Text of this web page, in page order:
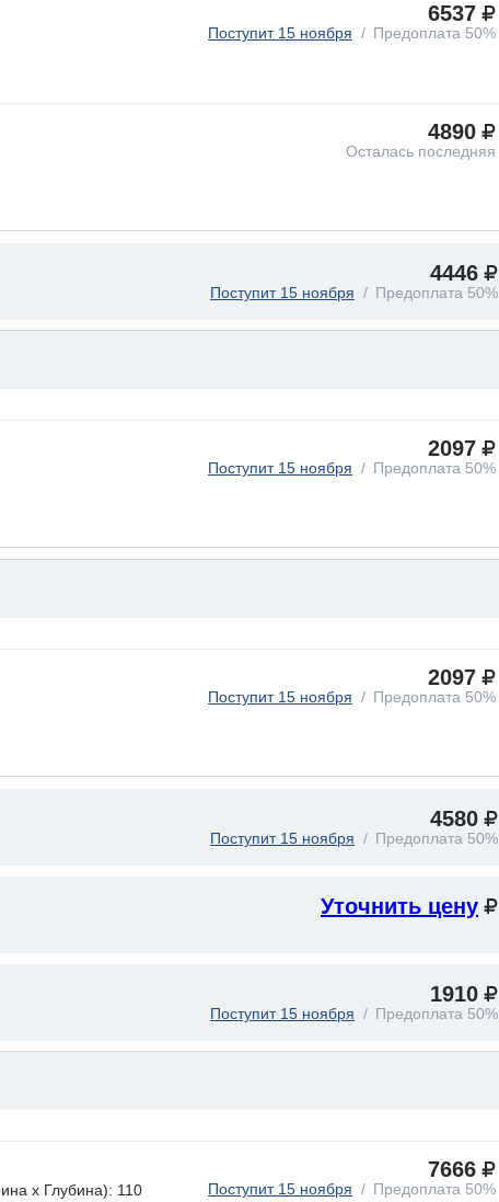
6537
Поступит 15 ноября Предоплата 50%
4890
Осталась последняя
4446
Поступит 15 ноября Предоплата 50%
2097
Поступит 15 ноября Предоплата 50%
2097
Поступит 15 ноября Предоплата 50%
4580
Поступит 15 ноября Предоплата 50%
Уточнить цену
1910
Поступит 15 ноября Предоплата 50%
х Глубина): 110
7666
Поступит 15 ноября Предоплата 50%